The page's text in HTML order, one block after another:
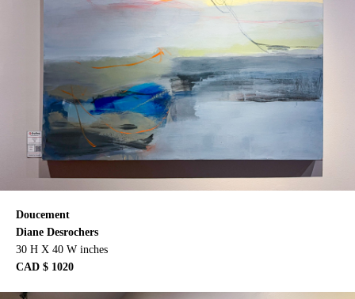
Doucement
Diane Desrochers
30 H X 40 W inches
CAD $ 1020